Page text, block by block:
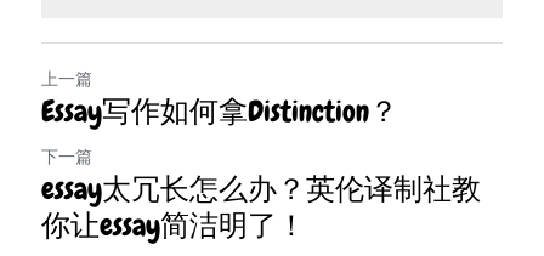
上一篇
Essay写作如何拿Distinction？
下一篇
essay太冗长怎么办？英伦译制社教
你让essay简洁明了！